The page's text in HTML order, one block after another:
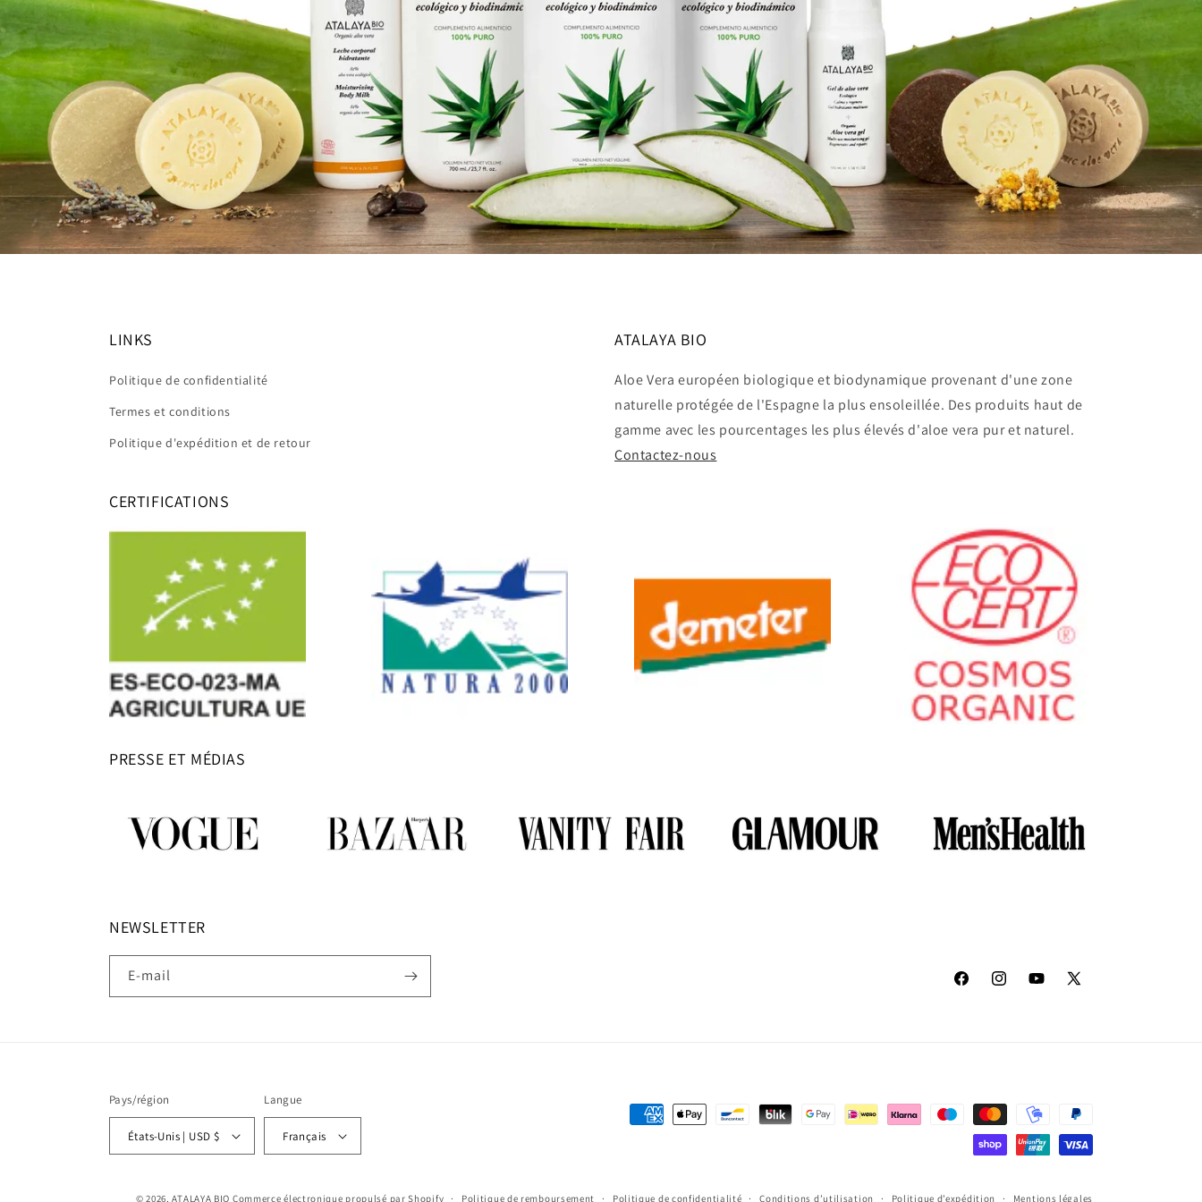
LINKS
Politique de confidentialité
Termes et conditions
Politique d'expédition et de retour
ATALAYA BIO
Aloe Vera européen biologique et biodynamique provenant d'une zone
naturelle protégée de l'Espagne la plus ensoleillée. Des produits haut de
gamme avec les pourcentages les plus élevés d'aloe vera pur et naturel.
Contactez-nous
CERTIFICATIONS
PRESSE ET MÉDIAS
NEWSLETTER
E-mail
FacebookInstagramYouTube
X
Pays/région
États-Unis | USD $
Langue
Français
Moyens
© 2026,ATALAYA BIO Commerce électronique propulsé par Shopify Politique de remboursement Politique de confidentialité Conditions d’utilisation Politique d’expédition Mentions légales